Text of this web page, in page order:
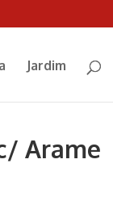
Jardim
Arame